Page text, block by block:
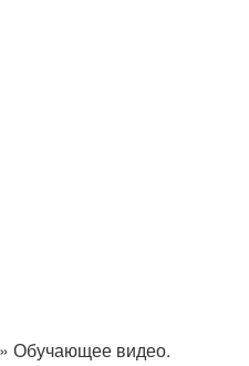
Обучающее видео.